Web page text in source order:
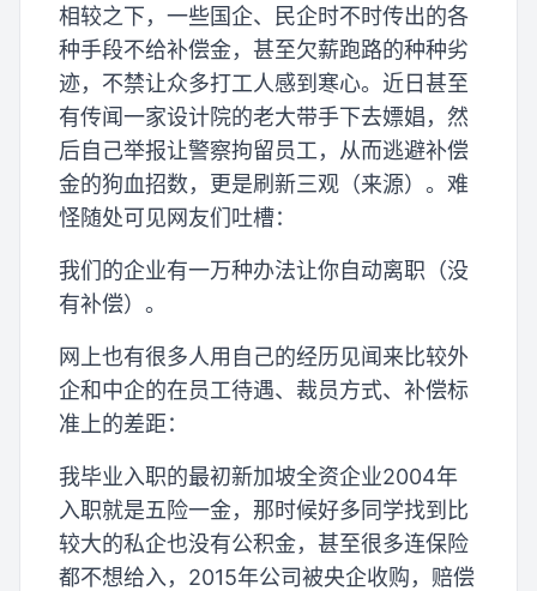
相较之下，一些国企、民企时不时传出的各
种手段不给补偿金，甚至欠薪跑路的种种劣
迹，不禁让众多打工人感到寒心。近日甚至
有传闻一家设计院的老大带手下去嫖娼，然
后自己举报让警察拘留员工，从而逃避补偿
金的狗血招数，更是刷新三观（来源）。难
怪随处可见网友们吐槽：
我们的企业有一万种办法让你自动离职（没
有补偿）。
网上也有很多人用自己的经历见闻来比较外
企和中企的在员工待遇、裁员方式、补偿标
准上的差距：
我毕业入职的最初新加坡全资企业2004年
入职就是五险一金，那时候好多同学找到比
较大的私企也没有公积金，甚至很多连保险
都不想给入，2015年公司被央企收购，赔偿